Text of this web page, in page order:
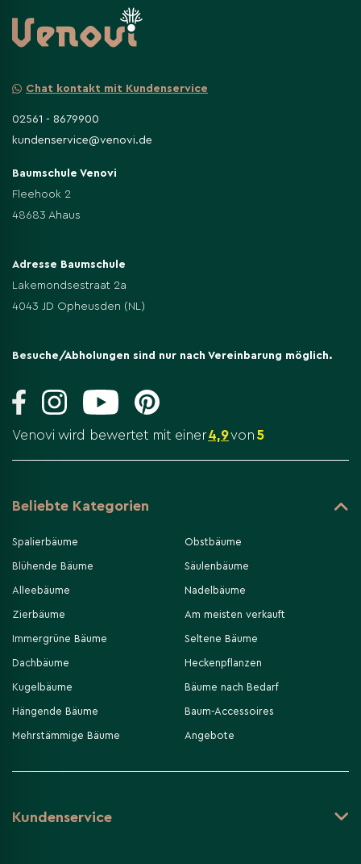
Chat kontakt mit Kundenservice
02561 - 8679900
kundenservice@venovi.de
Baumschule Venovi
Fleehook 2
48683 Ahaus
Adresse Baumschule
Lakemondsestraat 2a
4043 JD Opheusden (NL)
Besuche/Abholungen sind nur nach Vereinbarung möglich.
Venovi wird bewertet mit einer4,9von 5
Beliebte Kategorien
Spalierbäume
Blühende Bäume
Alleebäume
Zierbäume
Immergrüne Bäume
Dachbäume
Kugelbäume
Hängende Bäume
Mehrstämmige Bäume
Obstbäume
Säulenbäume
Nadelbäume
Am meisten verkauft
Seltene Bäume
Heckenpflanzen
Bäume nach Bedarf
Baum-Accessoires
Angebote
Kundenservice